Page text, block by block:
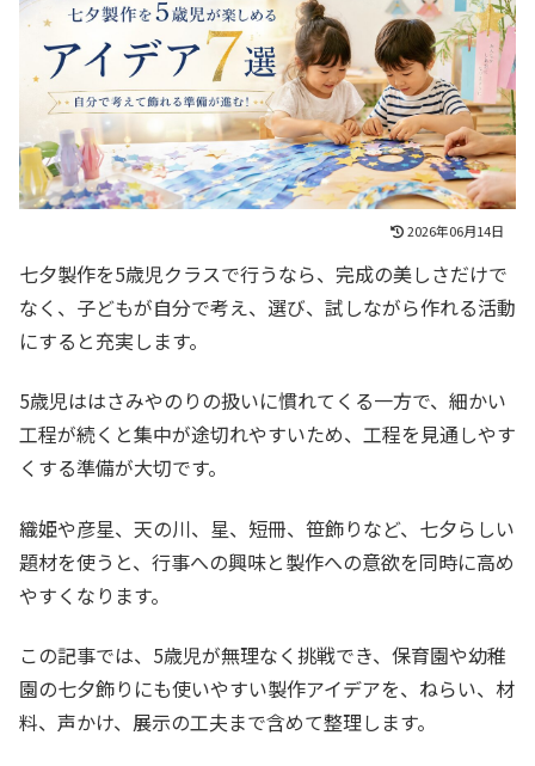
2026年06月14日
七夕製作を5歳児クラスで行うなら、完成の美しさだけで
なく、子どもが自分で考え、選び、試しながら作れる活動
にすると充実します。
5歳児ははさみやのりの扱いに慣れてくる一方で、細かい
工程が続くと集中が途切れやすいため、工程を見通しやす
くする準備が大切です。
織姫や彦星、天の川、星、短冊、笹飾りなど、七夕らしい
題材を使うと、行事への興味と製作への意欲を同時に高め
やすくなります。
この記事では、5歳児が無理なく挑戦でき、保育園や幼稚
園の七夕飾りにも使いやすい製作アイデアを、ねらい、材
料、声かけ、展示の工夫まで含めて整理します。